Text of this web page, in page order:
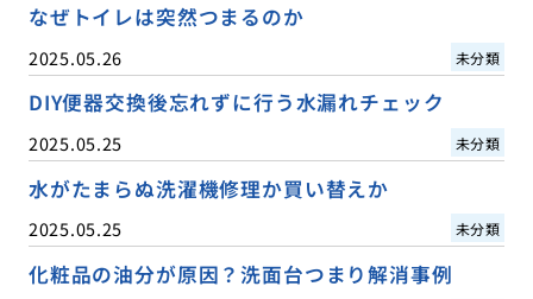
なぜトイレは突然つまるのか
2025.05.26 未分類
DIY便器交換後忘れずに行う水漏れチェック
2025.05.25 未分類
水がたまらぬ洗濯機修理か買い替えか
2025.05.25 未分類
化粧品の油分が原因？洗面台つまり解消事例